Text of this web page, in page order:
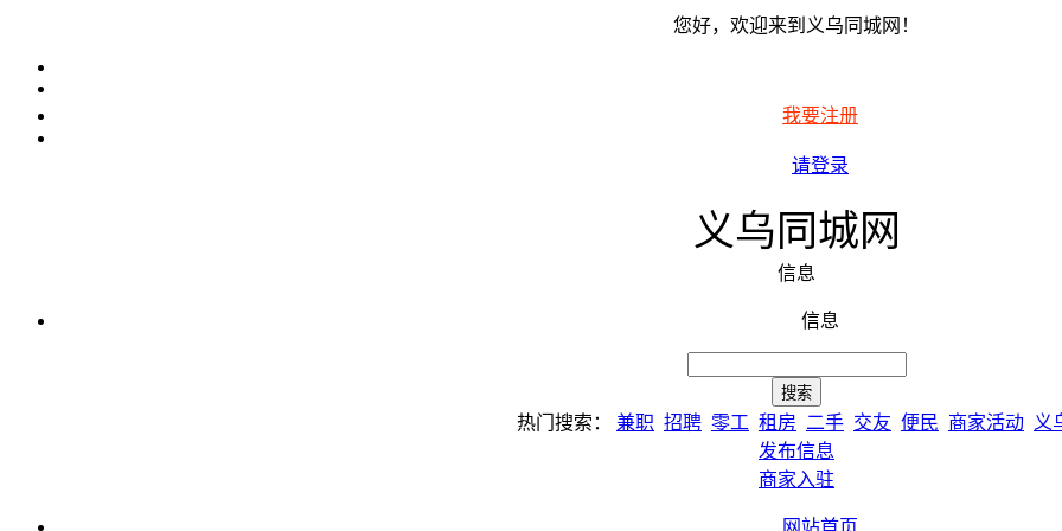
您好，欢迎来到义乌同城网！
我要注册
请登录
义乌同城网
信息
信息
热门搜索： 兼职 招聘 零工 租房 二手 交友 便民 商家活动 义
发布信息
商家入驻
网站首页